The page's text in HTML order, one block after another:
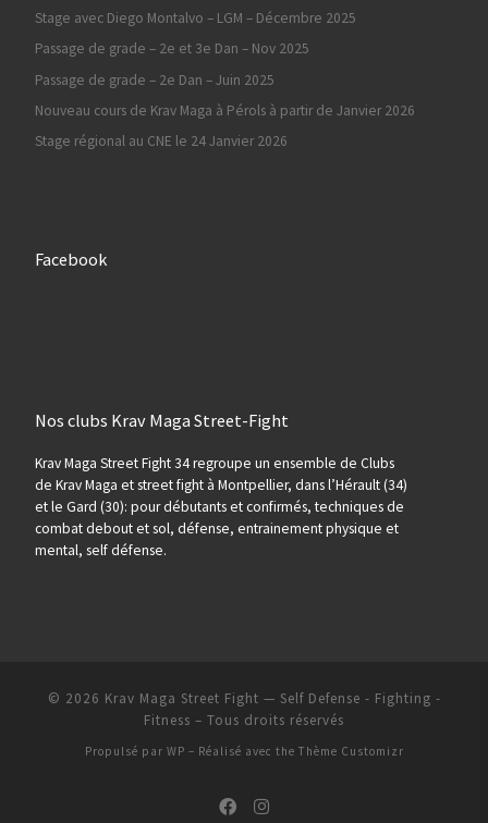
Stage avec Diego Montalvo – LGM – Décembre 2025
Passage de grade – 2e et 3e Dan – Nov 2025
Passage de grade – 2e Dan – Juin 2025
Nouveau cours de Krav Maga à Pérols à partir de Janvier 2026
Stage régional au CNE le 24 Janvier 2026
Facebook
Nos clubs Krav Maga Street-Fight
Krav Maga Street Fight 34 regroupe un ensemble de Clubs
de Krav Maga et street fight à Montpellier, dans l’Hérault (34)
et le Gard (30): pour débutants et confirmés, techniques de
combat debout et sol, défense, entrainement physique et
mental, self défense.
© 2026 Krav Maga Street Fight — Self Defense - Fighting -
Fitness – Tous droits réservés
Propulsé par WP – Réalisé avec the Thème Customizr